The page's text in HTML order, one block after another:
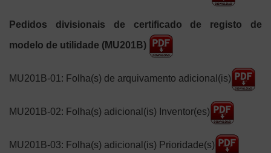
Pedidos divisionais de certificado de registo de
modelo de utilidade (MU201B)
MU201B-01: Folha(s) de arquivamento adicional(is)
MU201B-02: Folha(s) adicional(is) Inventor(es)
MU201B-03: Folha(s) adicional(is) Prioridade(s)